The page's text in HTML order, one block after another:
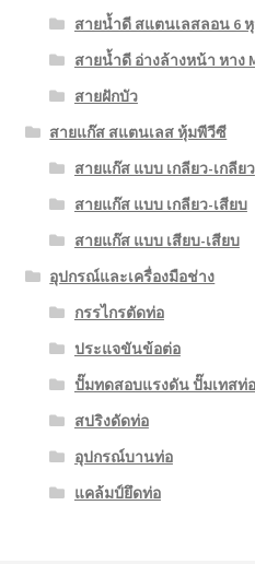
สายน้ำดี สแตนเลสลอน 6
สายน้ำดี อ่างล้างหน้า หาง
สายฝักบัว
สายแก๊ส สแตนเลส หุ้มพีวีซี
สายแก๊ส แบบ เกลียว-เกลียว
สายแก๊ส แบบ เกลียว-เสียบ
สายแก๊ส แบบ เสียบ-เสียบ
อุปกรณ์และเครื่องมือช่าง
กรรไกรตัดท่อ
ประแจขันข้อต่อ
ปั๊มทดสอบแรงดัน ปั๊มเทสท่อ
สปริงดัดท่อ
อุปกรณ์บานท่อ
แคล้มป์ยึดท่อ